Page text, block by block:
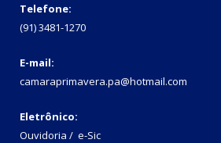
Telefone:
(91) 3481-1270
E-mail:
camaraprimavera.pa@hotmail.com
Eletrônico:
Ouvidoria / e-Sic